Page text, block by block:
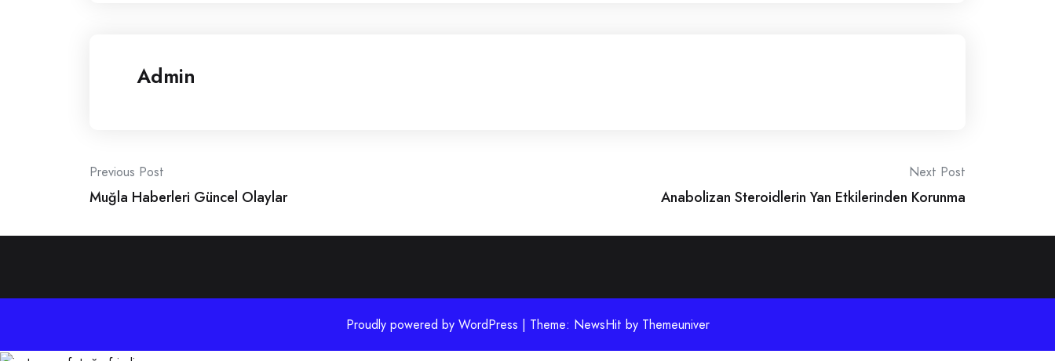
Admin
Post
navigation
Previous Post
Muğla Haberleri Güncel Olaylar
Next Post
Anabolizan Steroidlerin Yan Etkilerinden Korunma
Proudly powered by WordPress | Theme: NewsHit by Themeuniver